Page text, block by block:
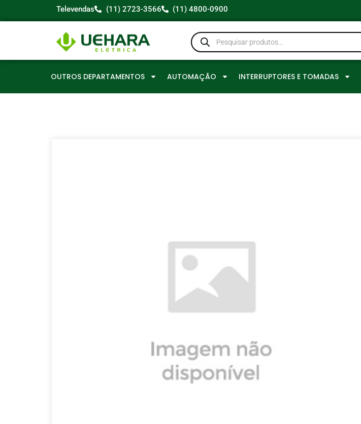
Televendas (11) 2723-3566 (11) 4800-0900
OUTROS DEPARTAMENTOS AUTOMAÇÃO INTERRUPTORES E TOMADAS